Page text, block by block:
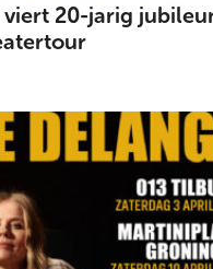
viert 20-jarig